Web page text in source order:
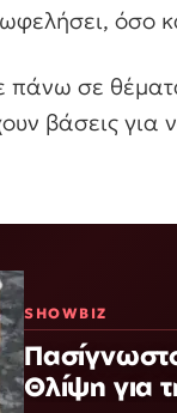
όσο
πάνω σε
βάσεις για
SHOWBIZ
Θλίψη για